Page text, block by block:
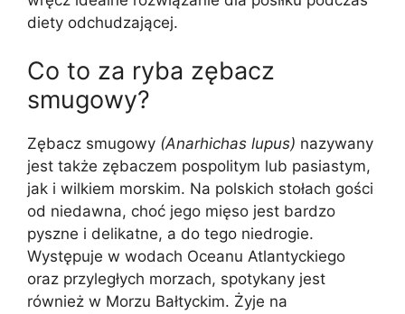
diety odchudzającej.
Co to za ryba zębacz
smugowy?
Zębacz smugowy (Anarhichas lupus) nazywany
jest także zębaczem pospolitym lub pasiastym,
jak i wilkiem morskim. Na polskich stołach gości
od niedawna, choć jego mięso jest bardzo
pyszne i delikatne, a do tego niedrogie.
Występuje w wodach Oceanu Atlantyckiego
oraz przyległych morzach, spotykany jest
również w Morzu Bałtyckim. Żyje na